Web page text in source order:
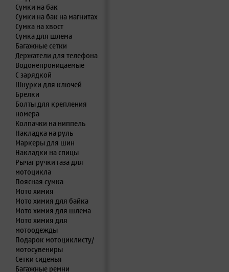
Сумки на бак
Сумки на бак на магнитах
Сумка на хвост
Сумка для шлема
Багажные сетки
Держатели для телефона
Водонепроницаемые
С зарядкой
Шнурки для ключей
Брелки
Болты для крепления
номера
Колпачки на ниппель
Накладка на руль
Маркеры для шин
Накладки на спицы
Рычаг ручки газа для
мотоцикла
Поясная сумка
Мото химия
Мото химия для байка
Мото химия для шлема
Мото химия для
мотоодежды
Подарок мотоциклисту/
мотосувениры
Сетки сиденья
Багажные ремни